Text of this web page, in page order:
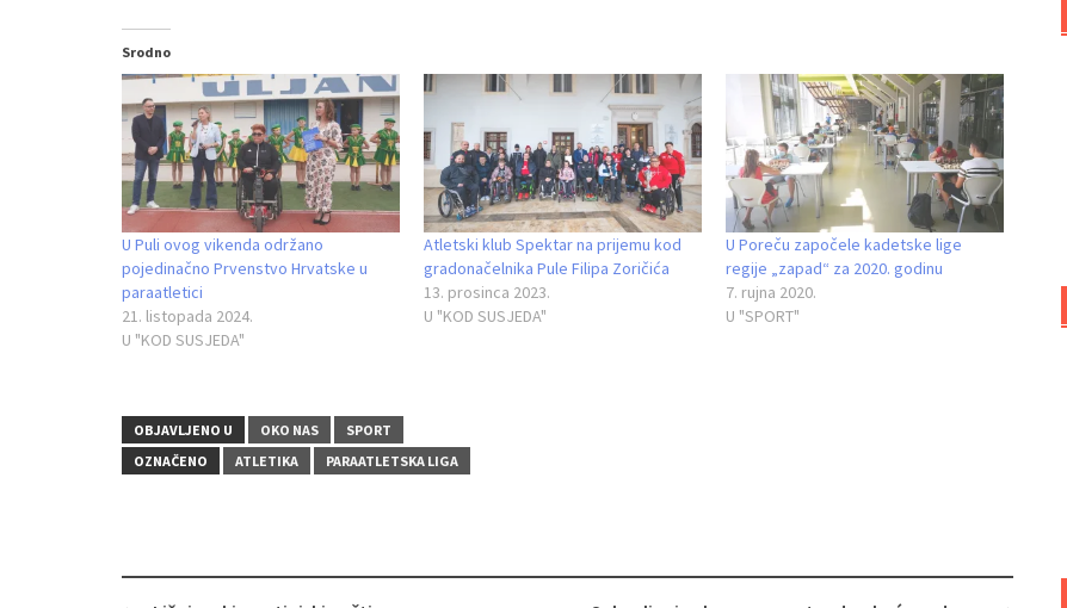
Srodno
U Puli ovog vikenda održano
pojedinačno Prvenstvo Hrvatske u
paraatletici
21. listopada 2024.
U "KOD SUSJEDA"
Atletski klub Spektar na prijemu kod
gradonačelnika Pule Filipa Zoričića
13. prosinca 2023.
U "KOD SUSJEDA"
U Poreču započele kadetske lige
regije „zapad“ za 2020. godinu
7. rujna 2020.
U "SPORT"
OBJAVLJENO U OKO NAS
SPORT
OZNAČENO
ATLETIKA PARAATLETSKA LIGA